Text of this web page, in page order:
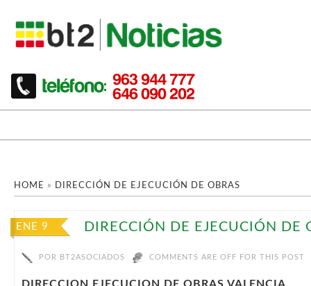
HOME » DIRECCIÓN DE EJECUCIÓN DE OBRAS
ENE 9 DIRECCIÓN DE EJECUCIÓN DE
POR BT2ASOCIADOS COMMENTS ARE OFF FOR THIS POST
DIRECCION EJECUCION DE OBRAS VALENCIA